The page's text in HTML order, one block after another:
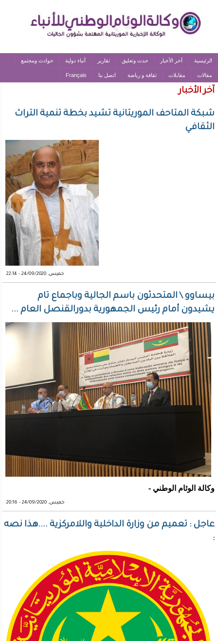
الرئيسية آخر الأخبار حدث وتعليق تقارير أنباء دولية حوادث ومجتمع
مقالات مقابلات ثقافة و رياضة اتصل بنا Français
آخر الأخبار
شبكة المتاحف الموريتانية تشيد بخطة تنمية التراث
الثقافي
خميس, 24/09/2020 - 22:14
بيساوو \ المتحدثون باسم الجالية وباجماع تام
يشيدون أمام رئيس الجمهورية بدورالقنصل العام ...
وكالة الوئام الوطني -
خميس, 24/09/2020 - 20:16
عاجل : تعميم من وزارة الداخلية واللامركزية ....هذا نصه
: